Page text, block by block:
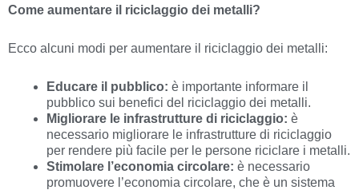
Come aumentare il riciclaggio dei metalli?
Ecco alcuni modi per aumentare il riciclaggio dei metalli:
Educare il pubblico: è importante informare il
pubblico sui benefici del riciclaggio dei metalli.
Migliorare le infrastrutture di riciclaggio: è
necessario migliorare le infrastrutture di riciclaggio
per rendere più facile per le persone riciclare i metalli.
Stimolare l’economia circolare: è necessario
promuovere l’economia circolare, che è un sistema